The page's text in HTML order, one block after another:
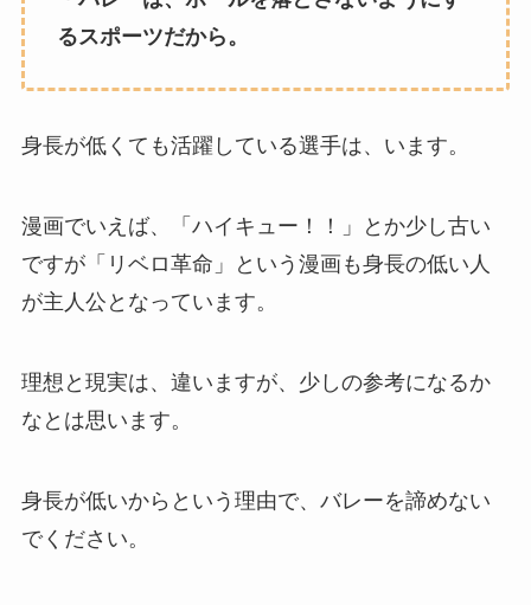
るスポーツだから。
身長が低くても活躍している選手は、います。
漫画でいえば、「ハイキュー！！」とか少し古い
ですが「リベロ革命」という漫画も身長の低い人
が主人公となっています。
理想と現実は、違いますが、少しの参考になるか
なとは思います。
身長が低いからという理由で、バレーを諦めない
でください。